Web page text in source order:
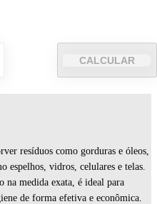
CALCULAR
resíduos como gorduras e óleos,
espelhos, vidros, celulares e telas.
na medida exata, é ideal para
de forma efetiva e econômica.